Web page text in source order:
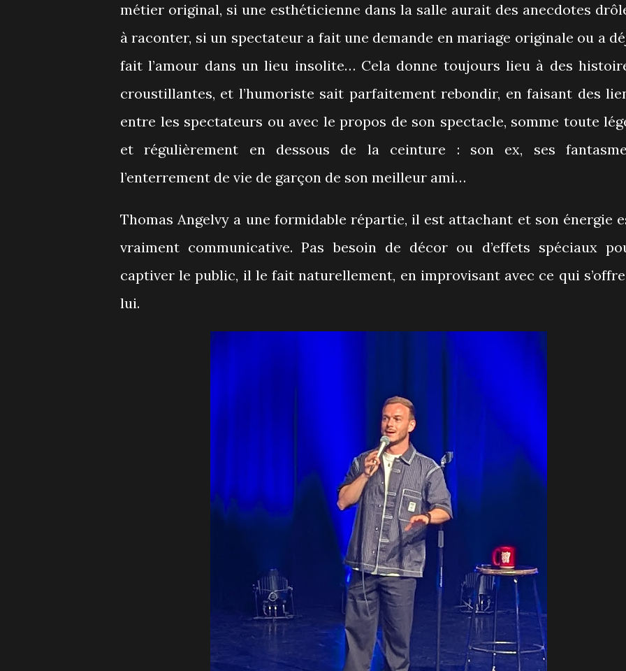
métier original, si une esthéticienne dans la salle aurait des anecdotes
à raconter, si un spectateur a fait une demande en mariage originale ou a
fait l’amour dans un lieu insolite… Cela donne toujours lieu à des
croustillantes, et l’humoriste sait parfaitement rebondir, en faisant des
entre les spectateurs ou avec le propos de son spectacle, somme toute
et régulièrement en dessous de la ceinture : son ex, ses
l’enterrement de vie de garçon de son meilleur ami…
Thomas Angelvy a une formidable répartie, il est attachant et son énergie
vraiment communicative. Pas besoin de décor ou d’effets spéciaux
captiver le public, il le fait naturellement, en improvisant avec ce qui
lui.